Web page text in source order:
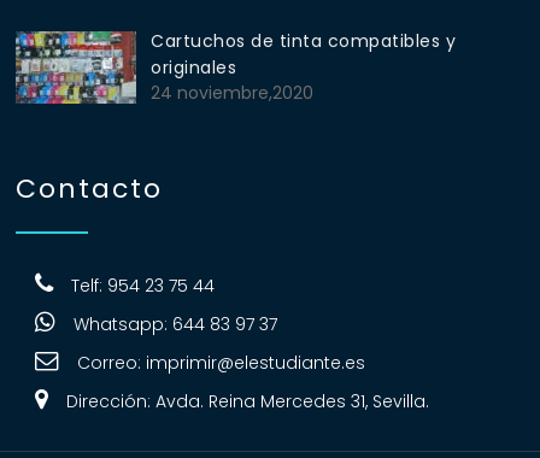
Cartuchos de tinta compatibles y
originales
24 noviembre,2020
Contacto
Telf: 954 23 75 44
Whatsapp: 644 83 97 37
Correo: imprimir@elestudiante.es
Dirección: Avda. Reina Mercedes 31, Sevilla.